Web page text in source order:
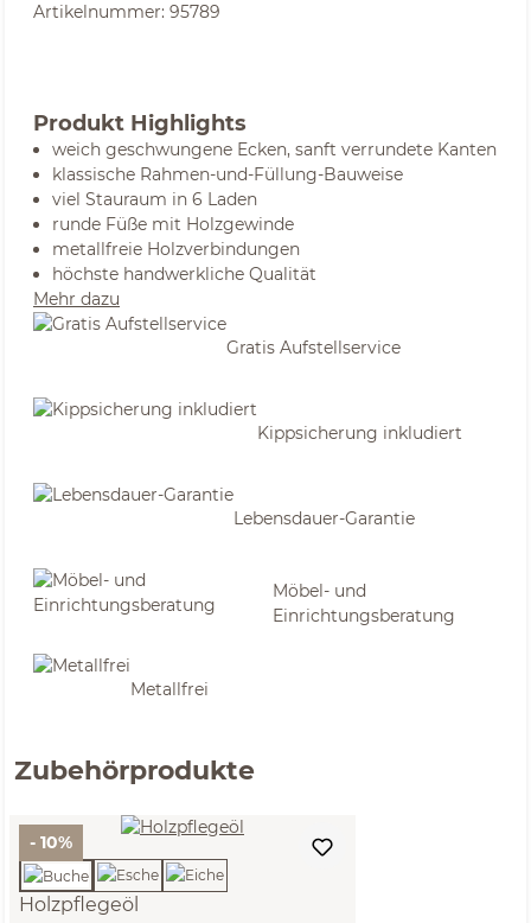
Artikelnummer: 95789
Produkt Highlights
weich geschwungene Ecken, sanft verrundete Kanten
klassische Rahmen-und-Füllung-Bauweise
viel Stauraum in 6 Laden
runde Füße mit Holzgewinde
metallfreie Holzverbindungen
höchste handwerkliche Qualität
Mehr dazu
Gratis Aufstellservice
Kippsicherung inkludiert
Lebensdauer-Garantie
Möbel- und
Einrichtungsberatung
Metallfrei
Zubehörprodukte
- 10%
Holzpflegeöl